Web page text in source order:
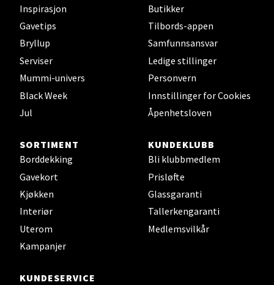
Inspirasjon
Gavetips
Bryllup
Serviser
Mummi-univers
Black Week
Jul
Butikker
Tilbords-appen
Samfunnsansvar
Ledige stillinger
Personvern
Innstillinger for Cookies
Åpenhetsloven
SORTIMENT
Borddekking
Gavekort
Kjøkken
Interiør
Uterom
Kampanjer
KUNDEKLUBB
Bli klubbmedlem
Prisløfte
Glassgaranti
Tallerkengaranti
Medlemsvilkår
KUNDESERVICE
Jessheim - Thon Senter
Jessheim
Åpent i dag 10-21
5 i butikk
Velg
Kristiansand - Thon
Sørlandssenteret